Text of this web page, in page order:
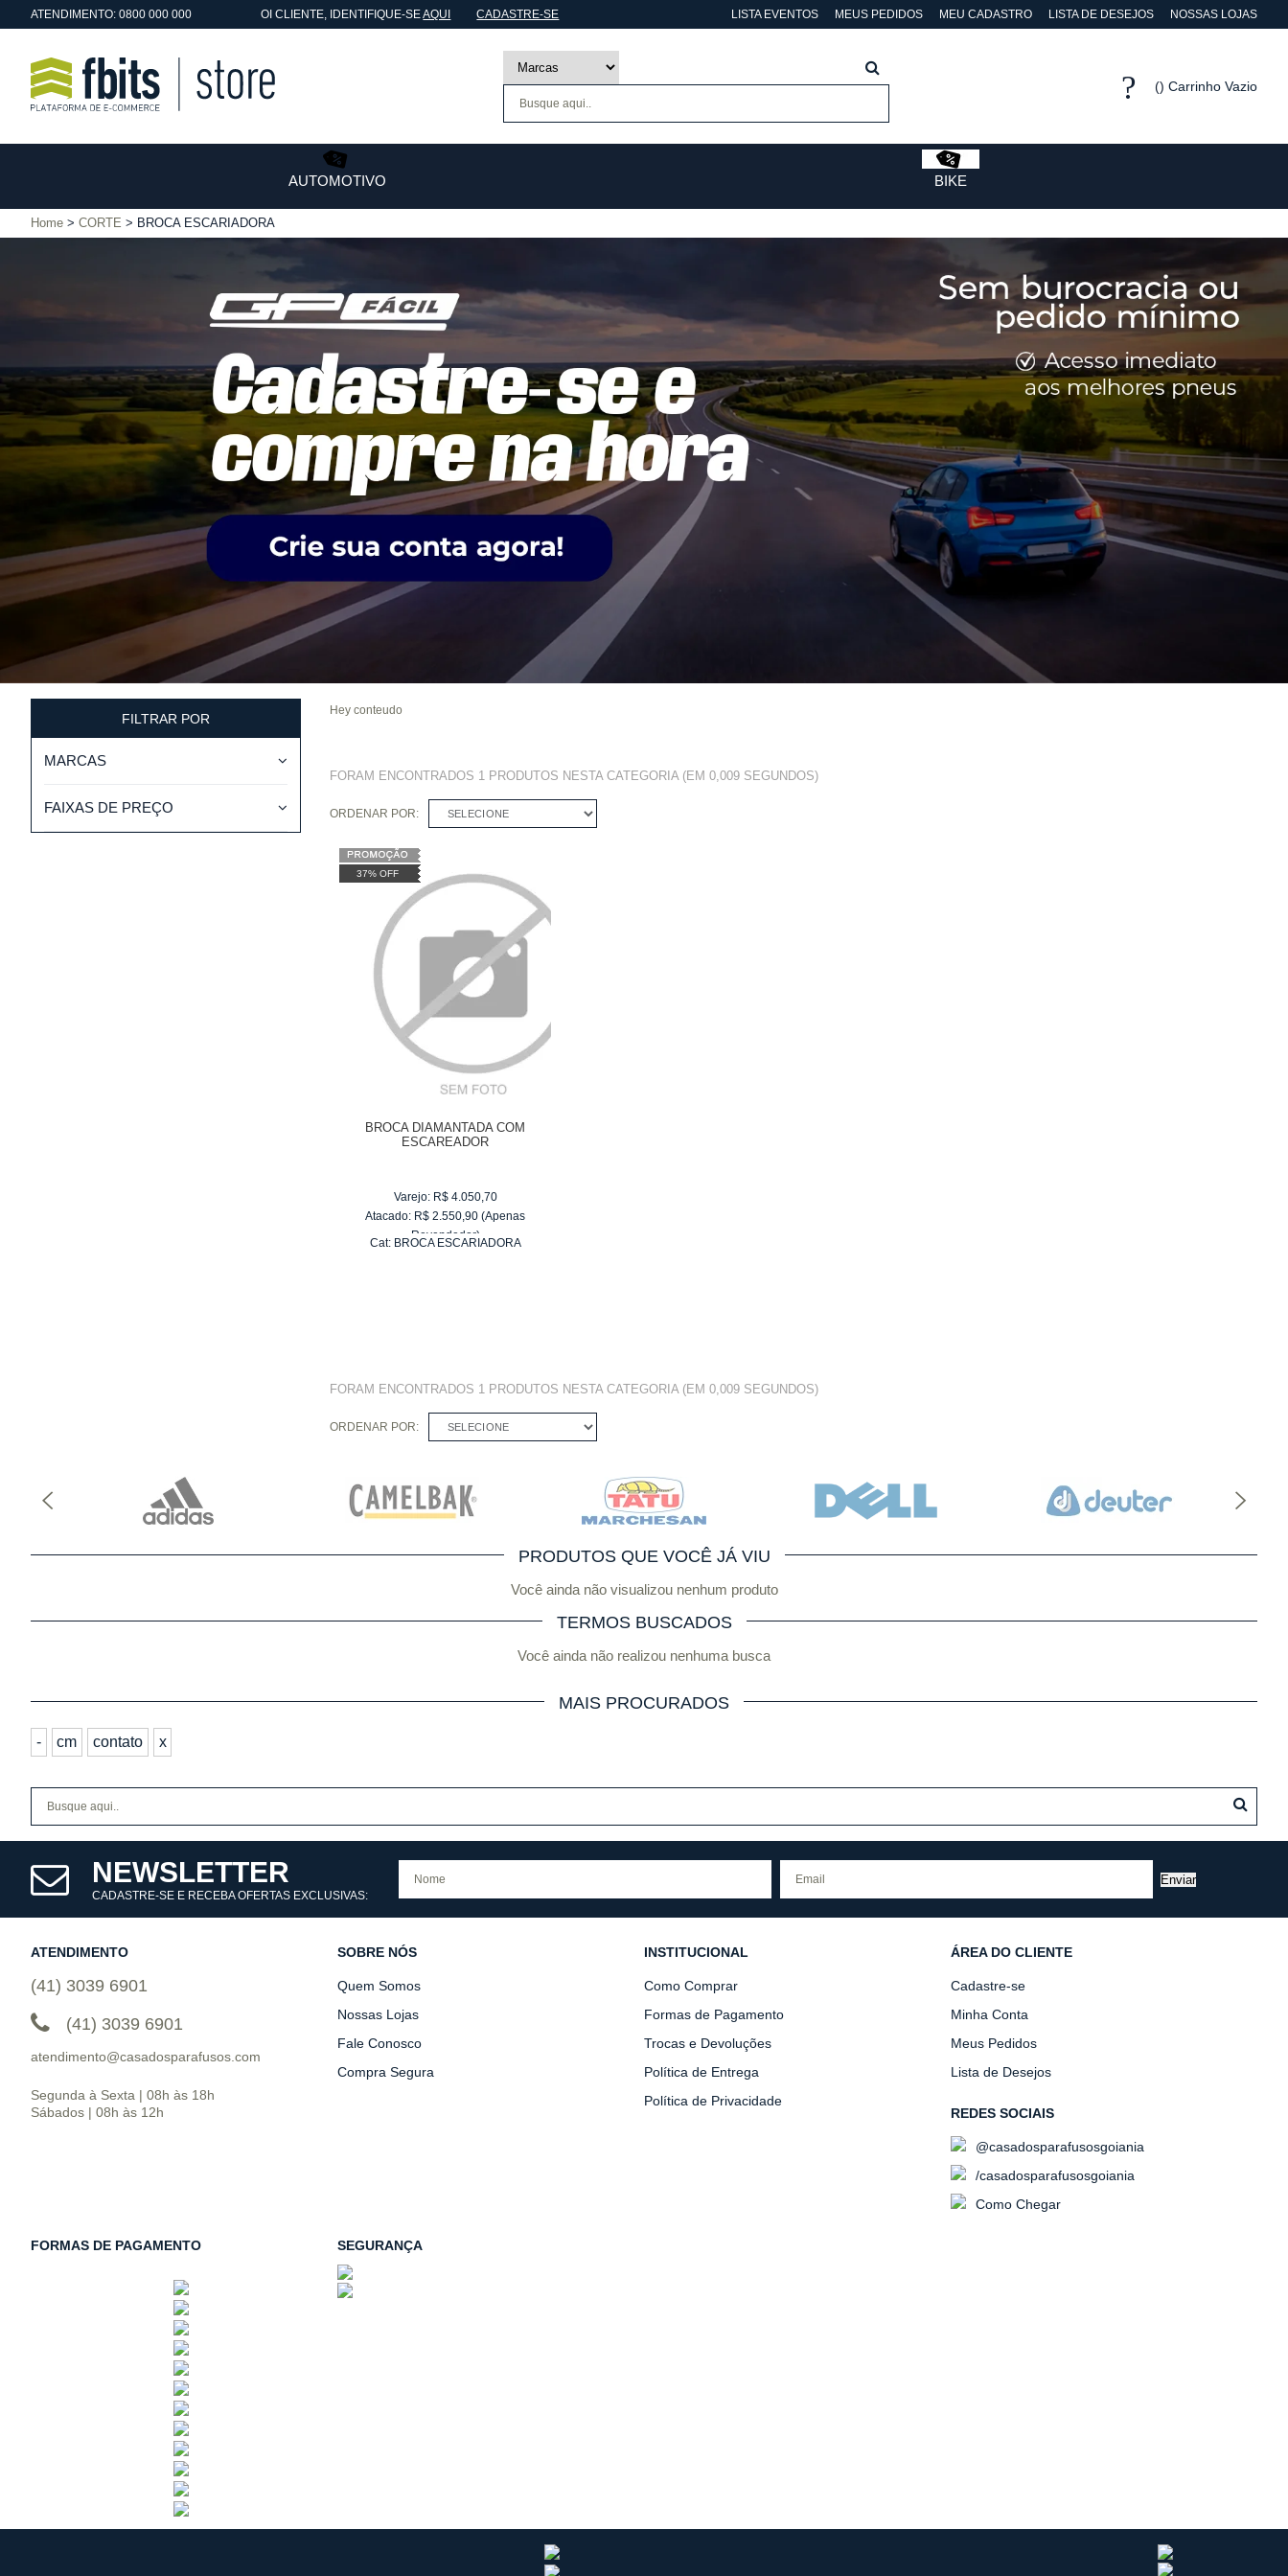
ATENDIMENTO: 0800 000 000 OICLIENTE, IDENTIFIQUE-SEAQUI CADASTRE-SE LISTA EVENTOS MEUS PEDIDOS MEU CADASTRO LISTA DE DESEJOS NOSSAS LOJAS
Carrinho Vazio
AUTOMOTIVO BIKE
Home CORTE BROCA ESCARIADORA
FILTRAR POR
MARCAS
FAIXAS DE PREÇO
Hey conteudo
FORAM ENCONTRADOS 1 PRODUTOS NESTA CATEGORIA (EM 0,009 SEGUNDOS)
ORDENAR POR: SELECIONE
37% OFF
BROCA DIAMANTADA COM
ESCAREADOR
Varejo: R$ 4.050,70
Atacado: R$ 2.550,90 (Apenas
Revendedor)
Cat: BROCA ESCARIADORA
FORAM ENCONTRADOS 1 PRODUTOS NESTA CATEGORIA (EM 0,009 SEGUNDOS)
ORDENAR POR: SELECIONE
PRODUTOS QUE VOCÊ JÁ VIU
Você ainda não visualizou nenhum produto
TERMOS BUSCADOS
Você ainda não realizou nenhuma busca
MAIS PROCURADOS
- cm contato x
NEWSLETTER
CADASTRE-SE E RECEBA OFERTAS EXCLUSIVAS:
Enviar
ATENDIMENTO
(41) 3039 6901
(41) 3039 6901
atendimento@casadosparafusos.com
Segunda à Sexta | 08h às 18h
Sábados | 08h às 12h
SOBRE NÓS
Quem Somos
Nossas Lojas
Fale Conosco
Compra Segura
INSTITUCIONAL
Como Comprar
Formas de Pagamento
Trocas e Devoluções
Política de Entrega
Política de Privacidade
ÁREA DO CLIENTE
Cadastre-se
Minha Conta
Meus Pedidos
Lista de Desejos
REDES SOCIAIS
@casadosparafusosgoiania
/casadosparafusosgoiania
Como Chegar
FORMAS DE PAGAMENTO SEGURANÇA